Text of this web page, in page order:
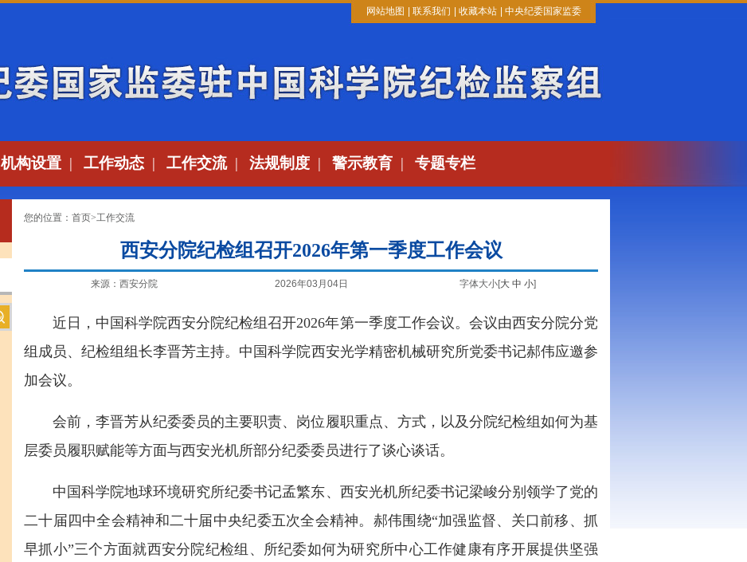
网站地图 联系我们 收藏本站 中央纪委国家监委
机构设置 | 工作动态 | 工作交流| 法规制度 | 警示教育 | 专题专栏
您的位置： 首页>工作交流
西安分院纪检组召开2026年第一季度工作会议
来源：西安分院 2026年03月04日 字体大小[大 中 小]
近日，中国科学院西安分院纪检组召开2026年第一季度工作会议。会议由西安分院分党
组成员、纪检组组长李晋芳主持。中国科学院西安光学精密机械研究所党委书记郝伟应邀参
加会议。
会前，李晋芳从纪委委员的主要职责、岗位履职重点、方式，以及分院纪检组如何为基
层委员履职赋能等方面与西安光机所部分纪委委员进行了谈心谈话。
中国科学院地球环境研究所纪委书记孟繁东、西安光机所纪委书记梁峻分别领学了党的
二十届四中全会精神和二十届中央纪委五次全会精神。郝伟围绕“加强监督、关口前移、抓
早抓小”三个方面就西安分院纪检组、所纪委如何为研究所中心工作健康有序开展提供坚强